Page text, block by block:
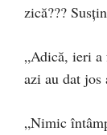
zică???
„Adică, ieri
azi au dat jos
„Nimic